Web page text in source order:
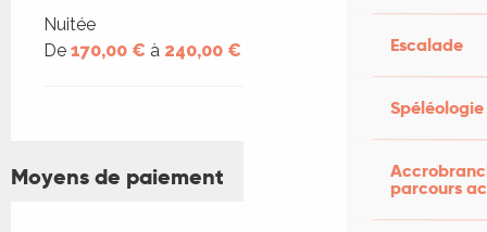
Escalade
Spéléologie
parcours
Nuitée
De 170,00 € à 240,00 €
Moyens de paiement